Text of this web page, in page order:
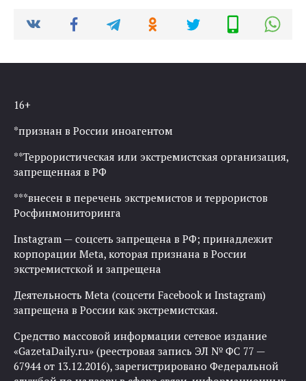
16+
*признан в России иноагентом
**Террористическая или экстремистская организация,
запрещенная в РФ
***внесен в перечень экстремистов и террористов
Росфинмониторинга
Instagram — соцсеть запрещена в РФ; принадлежит
корпорации Meta, которая признана в России
экстремистской и запрещена
Деятельность Meta (соцсети Facebook и Instagram)
запрещена в России как экстремистская.
Средство массовой информации сетевое издание
«GazetaDaily.ru» (реестровая запись ЭЛ № ФС 77 —
67944 от 13.12.2016), зарегистрировано Федеральной